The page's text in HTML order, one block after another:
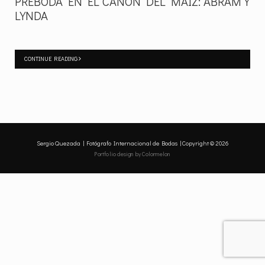
LYNDA
CONTINUE READING
Sergio Quezada | Fotógrafo Internacional de Bodas | Copyright © 2026
Portfolio design by Colormelon